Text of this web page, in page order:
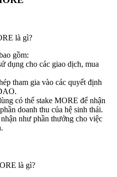
là gì?
gồm:
dụng cho các giao dịch, mua
tham gia vào các quyết định
có thể stake MORE để nhận
doanh thu của hệ sinh thái.
như phần thưởng cho việc
là gì?